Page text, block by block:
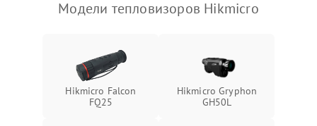
Модели тепловизоров Hikmicro
Hikmicro Falcon
FQ25
Hikmicro Gryphon
GH50L